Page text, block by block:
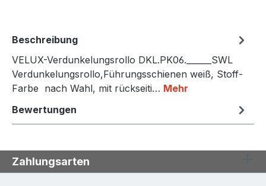
Beschreibung
VELUX-Verdunkelungsrollo DKL.PK06.______SWL
Verdunkelungsrollo,Führungsschienen weiß, Stoff-
Farbe nach Wahl, mit rückseiti… Mehr
Bewertungen
Zahlungsarten